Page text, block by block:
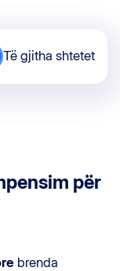
Të gjitha shtetet
për
brenda